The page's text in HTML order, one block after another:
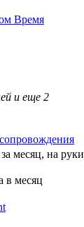
Время
и еще 2
за месяц, на руки
в месяц